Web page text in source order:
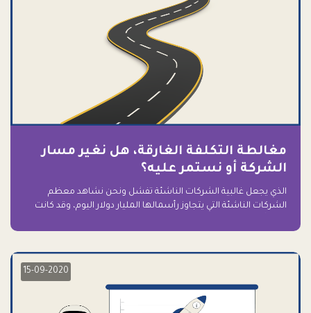
مغالطة التكلفة الغارقة، هل نغير مسار
الشركة أو نستمر عليه؟
الذي يجعل غالبية الشركات الناشئة تفشل ونحن نشاهد معظم
الشركات الناشئة التي يتجاوز رأسمالها المليار دولار اليوم، وقد كانت
15-09-2020